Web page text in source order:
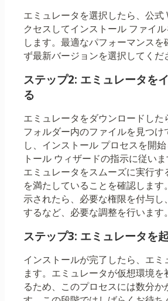
エミュレータを選択したら、公式
クセスしてインストール ファイ
します。最適なパフォーマンス
ず最新バージョンを選択してくだ
ステップ2: エミュレータを
る
エミュレータをダウンロードした
フォルダー内のファイルを見つけ
し、インストール プロセスを開
トール ウィザードの指示に従い
エミュレータをスムーズに実行す
を満たしていることを確認します
示されたら、必要な権限を付与し
するなど、必要な調整を行います。
ステップ3: エミュレータを
インストールが完了したら、エミ
ます。エミュレータが仮想環境を
るため、このプロセスには数分か